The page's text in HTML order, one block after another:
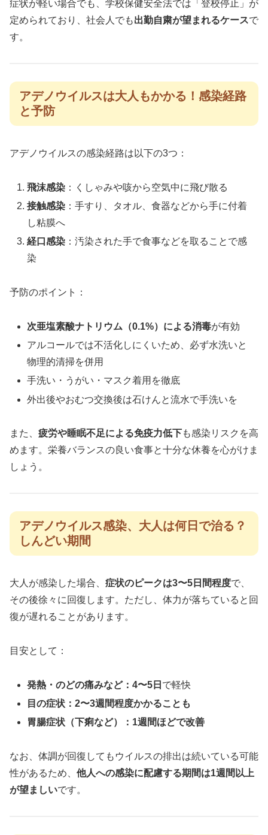
症状が軽い場合でも、学校保健安全法では「登校停止」が
定められており、社会人でも出勤自粛が望まれるケースで
す。
アデノウイルスは大人もかかる！感染経路
と予防
アデノウイルスの感染経路は以下の3つ：
飛沫感染 ：くしゃみや咳から空気中に飛び散る
接触感染 ：手すり、タオル、食器などから手に付着
し粘膜へ
経口感染 ：汚染された手で食事などを取ることで感
染
予防のポイント：
次亜塩素酸ナトリウム（0.1%）による消毒が有効
アルコールでは不活化しにくいため、必ず水洗いと
物理的清掃を併用
手洗い・うがい・マスク着用を徹底
外出後やおむつ交換後は石けんと流水で手洗いを
また、 疲労や睡眠不足による免疫力低下も感染リスクを高
めます。栄養バランスの良い食事と十分な休養を心がけま
しょう。
アデノウイルス感染、大人は何日で治る？
しんどい期間
大人が感染した場合、 症状のピークは3〜5日間程度で、
その後徐々に回復します。ただし、体力が落ちていると回
復が遅れることがあります。
目安として：
発熱・のどの痛みなど：4〜5日 で軽快
目の症状：2〜3週間程度かかることも
胃腸症状（下痢など）：1週間ほどで改善
なお、体調が回復してもウイルスの排出は続いている可能
性があるため、 他人への感染に配慮する期間は1週間以上
が望ましいです。